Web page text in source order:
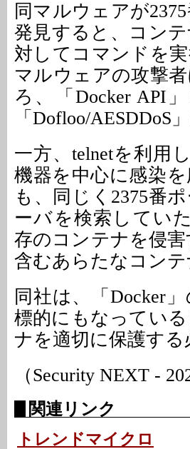
同マルウェアが
発見すると、コン
対してコマンドを
マルウェアの攻撃
ろ、「Docker API
「Dofloo/
一方、telnetを利用
機器を中心に感染
も、同じく2375番
ーバを検索してい
存のコンテナを侵
含むあらたなコン
同社は、「Docker
標的にもなってい
ナを適切に保護す
（Security NEXT -
関連リンク
トレンドマイクロ